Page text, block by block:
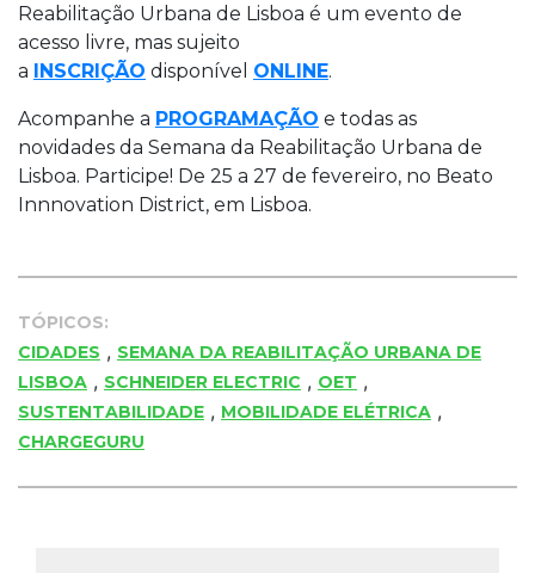
Reabilitação Urbana de Lisboa é um evento de
acesso livre, mas sujeito
a INSCRIÇÃO disponível ONLINE.
Acompanhe a PROGRAMAÇÃO e todas as
novidades da Semana da Reabilitação Urbana de
Lisboa. Participe! De 25 a 27 de fevereiro, no Beato
Innnovation District, em Lisboa.
TÓPICOS:
CIDADES , SEMANA DA REABILITAÇÃO URBANA DE
LISBOA , SCHNEIDER ELECTRIC , OET ,
SUSTENTABILIDADE , MOBILIDADE ELÉTRICA ,
CHARGEGURU